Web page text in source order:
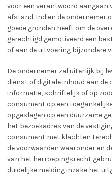
voor een verantwoord aangaan
afstand. Indien de ondernemer
goede gronden heeft om de
gerechtigd gemotiveerd een
of aan de uitvoering bijzondere
De ondernemer zal uiterlijk bij
dienst of digitale inhoud aan de
informatie, schriftelijk of op
consument op een
opgeslagen op een duurzame
het bezoekadres van de
consument met klachten
de voorwaarden waaronder en
van het herroepingsrecht
duidelijke melding inzake het